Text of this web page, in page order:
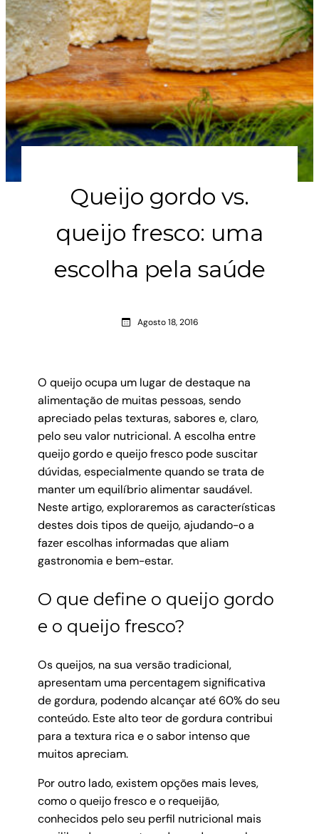
Queijo gordo vs.
queijo fresco: uma
escolha pela saúde
Agosto 18, 2016
O queijo ocupa um lugar de destaque na
alimentação de muitas pessoas, sendo
apreciado pelas texturas, sabores e, claro,
pelo seu valor nutricional. A escolha entre
queijo gordo e queijo fresco pode suscitar
dúvidas, especialmente quando se trata de
manter um equilíbrio alimentar saudável.
Neste artigo, exploraremos as características
destes dois tipos de queijo, ajudando-o a
fazer escolhas informadas que aliam
gastronomia e bem-estar.
O que define o queijo gordo
e o queijo fresco?
Os queijos, na sua versão tradicional,
apresentam uma percentagem significativa
de gordura, podendo alcançar até 60% do seu
conteúdo. Este alto teor de gordura contribui
para a textura rica e o sabor intenso que
muitos apreciam.
Por outro lado, existem opções mais leves,
como o queijo fresco e o requeijão,
conhecidos pelo seu perfil nutricional mais